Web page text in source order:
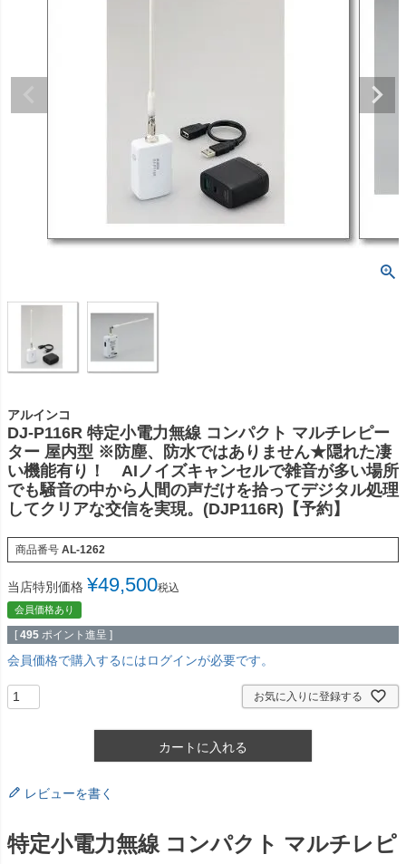
アルインコ
DJ-P116R 特定小電力無線 コンパクト マルチレピー
ター 屋内型 ※防塵、防水ではありません★隠れた凄
い機能有り！ AIノイズキャンセルで雑音が多い場所
でも騒音の中から人間の声だけを拾ってデジタル処理
してクリアな交信を実現。(DJP116R)【予約】
商品番号 AL-1262
当店特別価格 ¥49,500税込
会員価格あり
[ 495 ポイント進呈 ]
会員価格で購入するにはログインが必要です。
お気に入りに登録する
カートに入れる
レビューを書く
特定小電力無線 コンパクト マルチレピ